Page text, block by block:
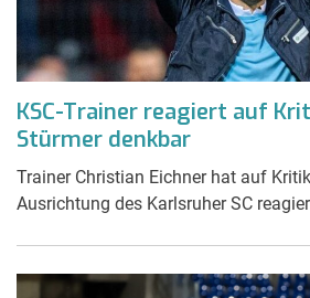
KSC-Trainer reagiert auf
Stürmer denkbar
Trainer Christian Eichner hat auf
Ausrichtung des Karlsruher SC